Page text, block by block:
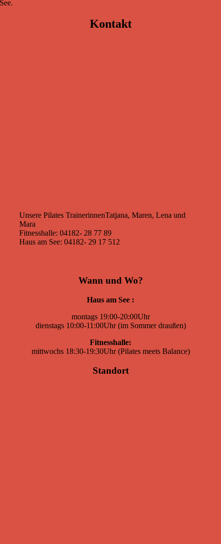
See.
Kontakt
Unsere Pilates TrainerinnenTatjana, Maren, Lena und
Mara
Fitnesshalle: 04182- 28 77 89
Haus am See: 04182- 29 17 512
Wann und Wo?
Haus am See :
montags 19:00-20:00Uhr
dienstags 10:00-11:00Uhr (im Sommer draußen)
Fitnesshalle:
mittwochs 18:30-19:30Uhr (Pilates meets Balance)
Standort